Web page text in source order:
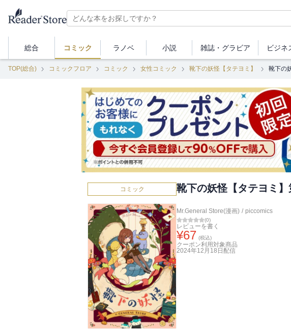
総合 コミック ラノベ 小説 雑誌・ グラビア ビジネ
TOP(総合) コミックフロア コミック 女性コミック 靴下の妖怪【タテヨミ】 靴下の
コミック 靴下の妖怪【タテヨミ】
Mr.General Store(漫画) / piccomics
(0)
レビューを書く
¥67 (税込)
クーポン利用対象商品
2024年12月18日 配信